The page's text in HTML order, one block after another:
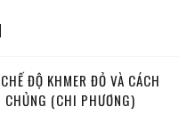
ĐỘ KHMER ĐỎ VÀ CÁCH
(CHI PHƯƠNG)